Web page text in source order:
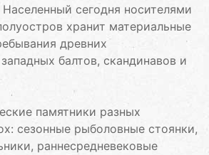
сегодня носителями
хранит материальные
древних
балтов, скандинавов и
памятники разных
сезонные рыболовные стоянки,
раннесредневековые